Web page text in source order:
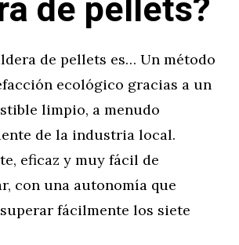
de pellets es… Un método
ecológico gracias a un
limpio, a menudo
de la industria local.
eficaz y muy fácil de
con una autonomía que
fácilmente los siete